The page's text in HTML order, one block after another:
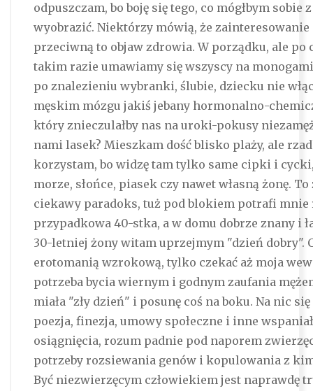
odpuszczam, bo boję się tego, co mógłbym sobie
wyobrazić. Niektórzy mówią, że zainteresowanie
przeciwną to objaw zdrowia. W porządku, ale po
takim razie umawiamy się wszyscy na
po znalezieniu wybranki, ślubie, dziecku nie
męskim mózgu jakiś jebany hormonalno-
który znieczulałby nas na uroki-pokusy
nami lasek? Mieszkam dość blisko plaży, ale
korzystam, bo widzę tam tylko same cipki i
morze, słońce, piasek czy nawet własną żonę.
ciekawy paradoks, tuż pod blokiem potrafi mnie
przypadkowa 40-stka, a w domu dobrze znany i
30-letniej żony witam uprzejmym "dzień dobry".
erotomanią wzrokową, tylko czekać aż moja
potrzeba bycia wiernym i godnym zaufania
miała "zły dzień" i posunę coś na boku. Na nic
poezja, finezja, umowy społeczne i inne
osiągnięcia, rozum padnie pod naporem
potrzeby rozsiewania genów i kopulowania z
Być niezwierzęcym człowiekiem jest naprawdę